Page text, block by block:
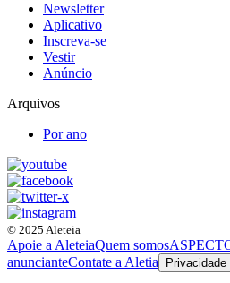
Newsletter
Aplicativo
Inscreva-se
Vestir
Anúncio
Arquivos
Por ano
© 2025 Aleteia
Apoie a AleteiaQuem somos
anuncianteContate a Aletia Privacidade